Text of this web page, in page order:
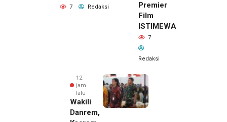
7 Redaksi
Premier
Film
ISTIMEWA
7
Redaksi
12
jam
lalu
Wakili
Danrem,